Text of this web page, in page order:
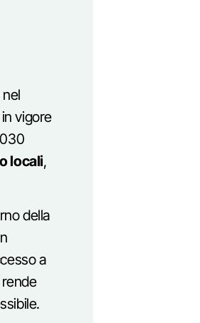
in vigore
locali,
della
a
rende